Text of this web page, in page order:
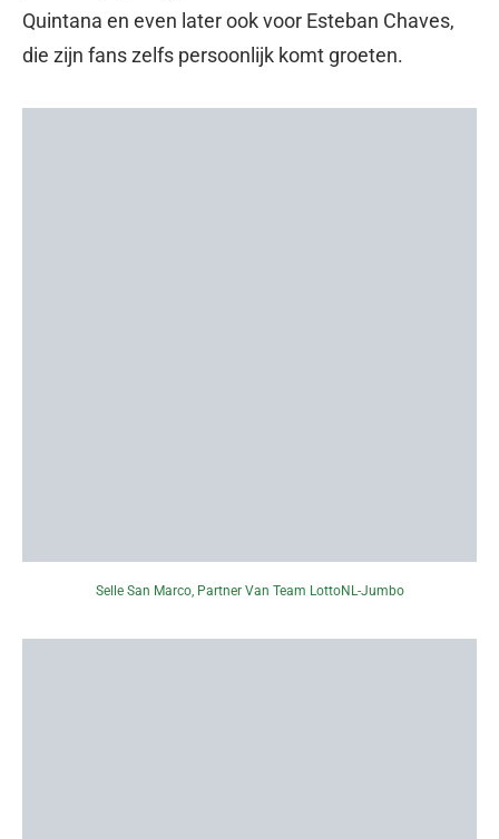
Quintana en even later ook voor Esteban Chaves,
die zijn fans zelfs persoonlijk komt groeten.
Selle San Marco, Partner Van Team LottoNL-Jumbo